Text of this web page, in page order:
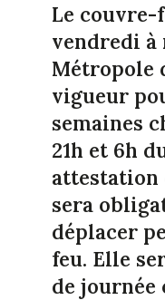
Le couvre-
vendredi
Métropole
vigueur
semaines
21h et 6h
attestation
sera
déplacer
feu. Elle
de journée